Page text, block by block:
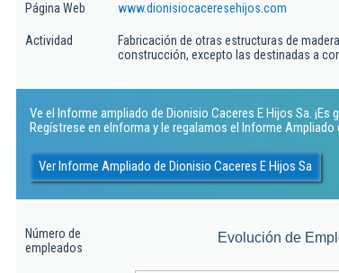
Página Web www.dionisiocaceresehijos.com
Actividad
Fabricación de otras estructuras de
construcción, excepto las destinadas a
Ve el Informe ampliado de Dionisio Caceres E Hijos Sa. ¡Es
Regístrese en eInforma y le regalamos el Informe Ampliado
Ver Informe Ampliado de Dionisio Caceres E Hijos Sa
Número de
empleados
Evolución de